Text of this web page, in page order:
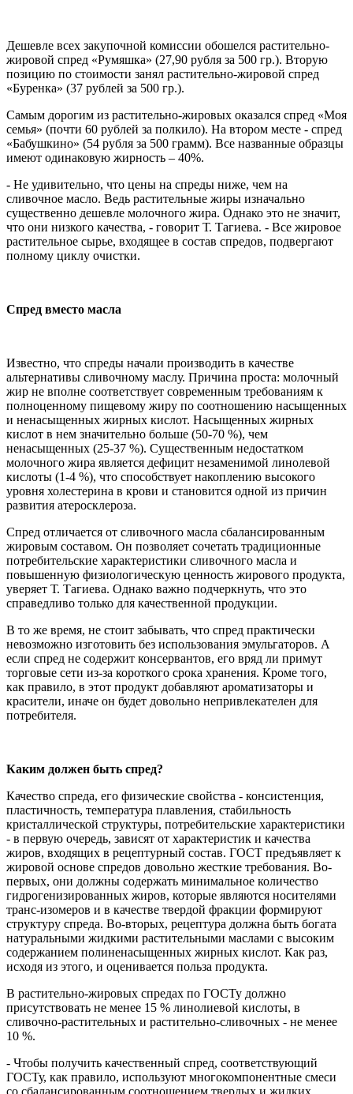
Дешевле всех закупочной комиссии обошелся растительно-
жировой спред «Румяшка» (27,90 рубля за 500 гр.). Вторую
позицию по стоимости занял растительно-жировой спред
«Буренка» (37 рублей за 500 гр.).
Самым дорогим из растительно-жировых оказался спред «Моя
семья» (почти 60 рублей за полкило). На втором месте - спред
«Бабушкино» (54 рубля за 500 грамм). Все названные образцы
имеют одинаковую жирность – 40%.
- Не удивительно, что цены на спреды ниже, чем на
сливочное масло. Ведь растительные жиры изначально
существенно дешевле молочного жира. Однако это не значит,
что они низкого качества, - говорит Т. Тагиева. - Все жировое
растительное сырье, входящее в состав спредов, подвергают
полному циклу очистки.
Спред вместо масла
Известно, что спреды начали производить в качестве
альтернативы сливочному маслу. Причина проста: молочный
жир не вполне соответствует современным требованиям к
полноценному пищевому жиру по соотношению насыщенных
и ненасыщенных жирных кислот. Насыщенных жирных
кислот в нем значительно больше (50-70 %), чем
ненасыщенных (25-37 %). Существенным недостатком
молочного жира является дефицит незаменимой линолевой
кислоты (1-4 %), что способствует накоплению высокого
уровня холестерина в крови и становится одной из причин
развития атеросклероза.
Спред отличается от сливочного масла сбалансированным
жировым составом. Он позволяет сочетать традиционные
потребительские характеристики сливочного масла и
повышенную физиологическую ценность жирового продукта,
уверяет Т. Тагиева. Однако важно подчеркнуть, что это
справедливо только для качественной продукции.
В то же время, не стоит забывать, что спред практически
невозможно изготовить без использования эмульгаторов. А
если спред не содержит консервантов, его вряд ли примут
торговые сети из-за короткого срока хранения. Кроме того,
как правило, в этот продукт добавляют ароматизаторы и
красители, иначе он будет довольно непривлекателен для
потребителя.
Каким должен быть спред?
Качество спреда, его физические свойства - консистенция,
пластичность, температура плавления, стабильность
кристаллической структуры, потребительские характеристики
- в первую очередь, зависят от характеристик и качества
жиров, входящих в рецептурный состав. ГОСТ предъявляет к
жировой основе спредов довольно жесткие требования. Во-
первых, они должны содержать минимальное количество
гидрогенизированных жиров, которые являются носителями
транс-изомеров и в качестве твердой фракции формируют
структуру спреда. Во-вторых, рецептура должна быть богата
натуральными жидкими растительными маслами с высоким
содержанием полиненасыщенных жирных кислот. Как раз,
исходя из этого, и оценивается польза продукта.
В растительно-жировых спредах по ГОСТу должно
присутствовать не менее 15 % линолиевой кислоты, в
сливочно-растительных и растительно-сливочных - не менее
10 %.
- Чтобы получить качественный спред, соответствующий
ГОСТу, как правило, используют многокомпонентные смеси